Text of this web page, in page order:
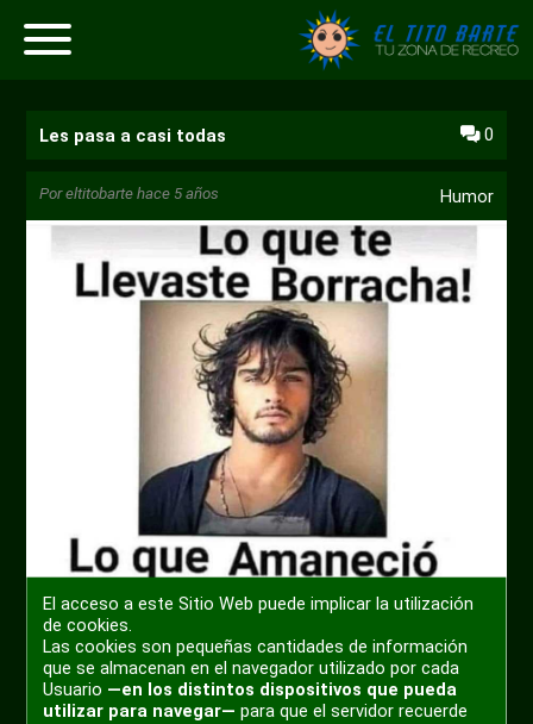
Les pasa a casi todas 0
Poreltitobarte hace 5 años Humor
El acceso a este Sitio Web puede implicar la utilización
de cookies.
Las cookies son pequeñas cantidades de información
que se almacenan en el navegador utilizado por cada
Usuario —en los distintos dispositivos que pueda
utilizar para navegar— para que el servidor recuerde